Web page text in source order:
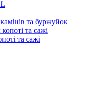
та буржуйок
та сажі